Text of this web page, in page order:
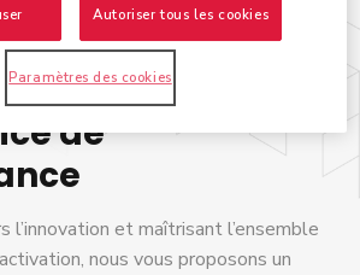
pragmatique,
de
l’innovation et maîtrisant l’ensemble
nous vous proposons un
Autoriser tous les cookies
Paramètres des cookies